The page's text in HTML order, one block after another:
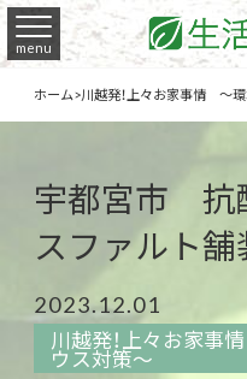
menu
ホーム>川越発！上々お家事情 ～
宇都宮市 抗
スファルト
2023.12.01
川越発！上々お家
ウス対策～